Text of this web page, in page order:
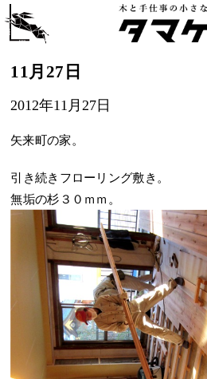
11月27日
2012年11月27日
矢来町の家。
引き続きフローリング敷き。
無垢の杉３０ｍｍ。